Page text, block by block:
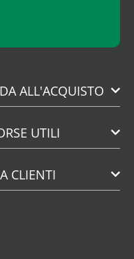
ALL'ACQUISTO
UTILI
CLIENTI